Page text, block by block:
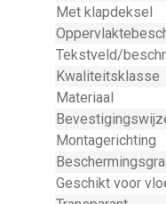
Met klapdeksel
Tekstveld/
Kwaliteitsklasse
Materiaal
Montagerichting
Geschikt voor